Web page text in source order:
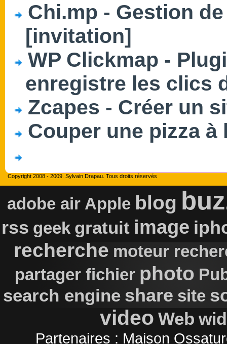
Chi.mp - Gestion
[invitation]
WP Clickmap -
enregistre les clics
Zcapes - Créer un
Couper une pizza
Copyright 2008 - 2009. Sylvain Drapau. Tous droits réservés
adobe air Apple blog
rss geek gratuit image
recherche moteur
partager fichier photo
search engine share site
video Web
Partenaires : Maison